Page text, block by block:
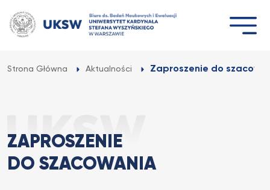
do
treści
Strona Główna Aktualności Zaproszenie do
ZAPROSZENIE
DO SZACOWANIA